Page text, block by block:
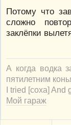
Потому что
сложно
заклёпки
А когда водка
пятилетним
I tried [соха] And
Мой гараж